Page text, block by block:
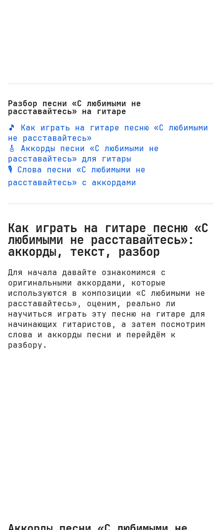
Разбор песни «С любимыми не
расставайтесь» на гитаре
🎵 Как играть на гитаре песню «С любимыми
не расставайтесь»
🎸 Аккорды песни «С любимыми не
расставайтесь» для гитары
🎙️ Слова песни «С любимыми не
расставайтесь» с аккордами
Как играть на гитаре песню «С
любимыми не расставайтесь»:
аккорды, текст, разбор
Для начала давайте ознакомимся с
оригинальными аккордами, которые
используются в композиции «С любимыми не
расставайтесь», оценим, реально ли
научиться играть эту песню на гитаре для
начинающих гитаристов, а затем посмотрим
слова и аккорды песни и перейдём к
разбору.